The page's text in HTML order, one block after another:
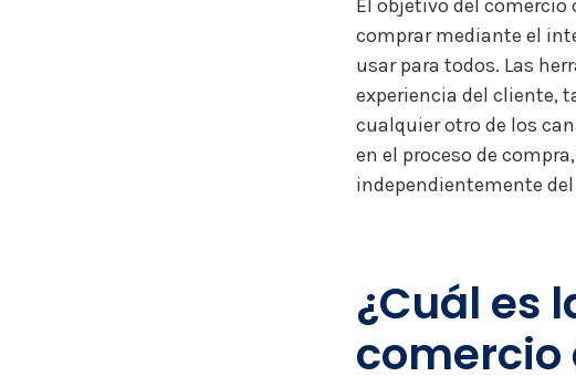
El objetivo del
comprar mediante el
usar para todos. Las
experiencia del cliente,
cualquier otro de los
en el proceso de
independientemente
¿Cuál es
comercio